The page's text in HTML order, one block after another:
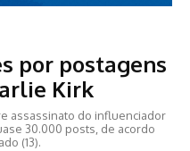
por postagens
Kirk
assassinato do influenciador
30.000 posts, de acordo
(13).